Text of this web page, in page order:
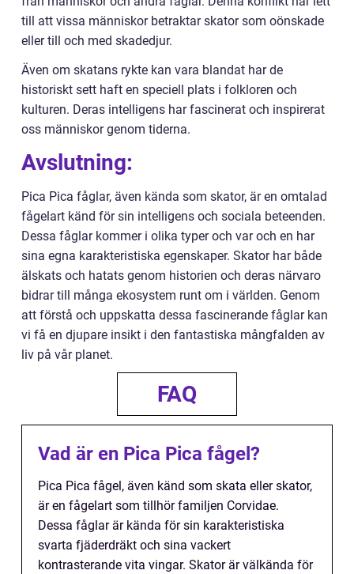
till att vissa människor betraktar skator som oönskade
eller till och med skadedjur.
Även om skatans rykte kan vara blandat har de
historiskt sett haft en speciell plats i folkloren och
kulturen. Deras intelligens har fascinerat och inspirerat
oss människor genom tiderna.
Avslutning:
Pica Pica fåglar, även kända som skator, är en omtalad
fågelart känd för sin intelligens och sociala beteenden.
Dessa fåglar kommer i olika typer och var och en har
sina egna karakteristiska egenskaper. Skator har både
älskats och hatats genom historien och deras närvaro
bidrar till många ekosystem runt om i världen. Genom
att förstå och uppskatta dessa fascinerande fåglar kan
vi få en djupare insikt i den fantastiska mångfalden av
liv på vår planet.
FAQ
Vad är en Pica Pica fågel?
Pica Pica fågel, även känd som skata eller skator,
är en fågelart som tillhör familjen Corvidae.
Dessa fåglar är kända för sin karakteristiska
svarta fjäderdräkt och sina vackert
kontrasterande vita vingar. Skator är välkända för